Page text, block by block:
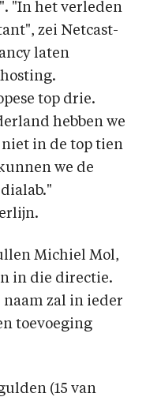
"In het verleden
zei Netcast-
laten
top drie.
hebben we
niet in de top tien
we de
Michiel Mol,
in die directie.
naam zal in ieder
toevoeging
(15 van